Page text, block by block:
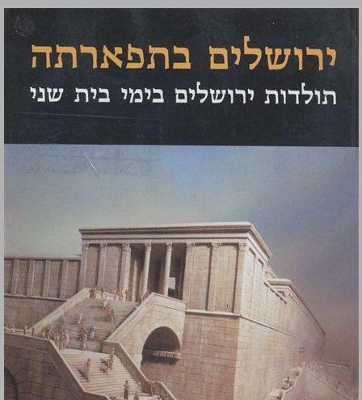
ירושלים בתפארתה תולדות ירושלים בימי בית שני ... 0